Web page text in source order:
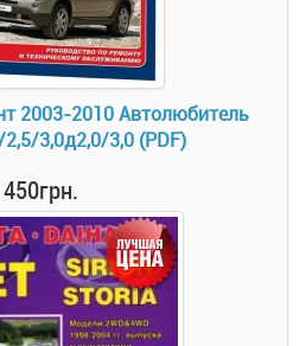
2003-2010 Автолюбитель
3,0д2,0/3,0 (PDF)
450грн.